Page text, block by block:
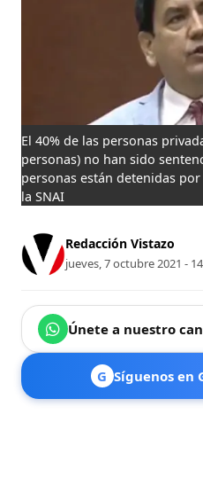
El 40% de las personas
personas) no han sido
personas están detenidas
la SNAI
Redacción Vistazo
jueves, 7 octubre 2021 -
Únete a nuestro
G Síguenos en